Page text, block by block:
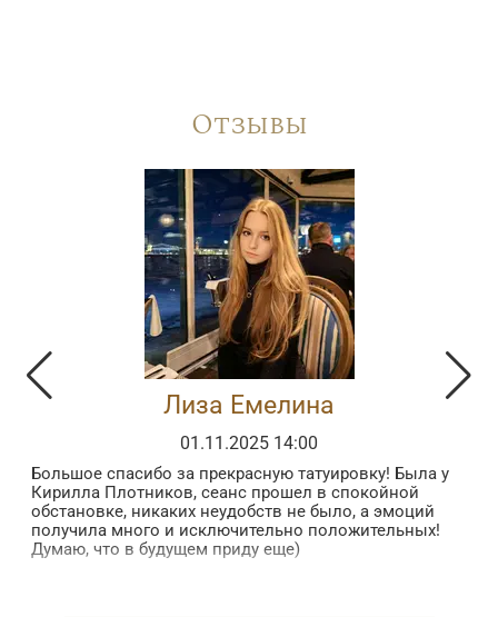
Отзывы
Лиза Емелина
01.11.2025 14:00
Большое спасибо за прекрасную татуировку! Была у
Кирилла Плотников, сеанс прошел в спокойной
обстановке, никаких неудобств не было, а эмоций
получила много и исключительно положительных!
Думаю, что в будущем приду еще)